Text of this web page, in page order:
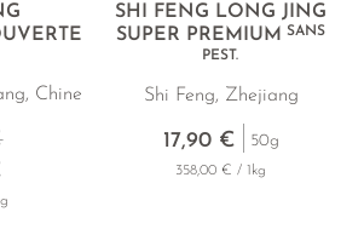
Chine
SHI FENG LONG JING
SUPER PREMIUMSANS
PEST.
Shi Feng, Zhejiang
17,90 € 50g
358,00 € / 1kg